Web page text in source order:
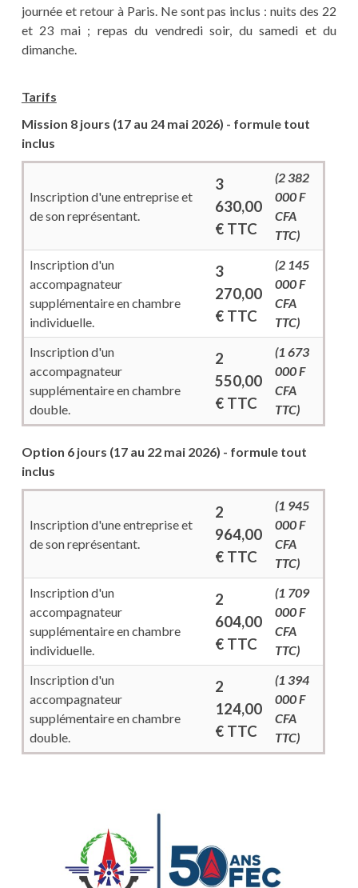
journée et retour à Paris. Ne sont pas inclus : nuits des 22
et 23 mai ; repas du vendredi soir, du samedi et du
dimanche.
Tarifs
Mission 8 jours (17 au 24 mai 2026) - formule tout
inclus
Inscription d'une entreprise et
de son représentant.
3
630,00
€ TTC
(2 382
000 F
CFA
TTC)
Inscription d'un
accompagnateur
supplémentaire en chambre
individuelle.
3
270,00
€ TTC
(2 145
000 F
CFA
TTC)
Inscription d'un
accompagnateur
supplémentaire en chambre
double.
2
550,00
€ TTC
(1 673
000 F
CFA
TTC)
Option 6 jours (17 au 22 mai 2026) - formule tout
inclus
Inscription d'une entreprise et
de son représentant.
2
964,00
€ TTC
(1 945
000 F
CFA
TTC)
Inscription d'un
accompagnateur
supplémentaire en chambre
individuelle.
2
604,00
€ TTC
(1 709
000 F
CFA
TTC)
Inscription d'un
accompagnateur
supplémentaire en chambre
double.
2
124,00
€ TTC
(1 394
000 F
CFA
TTC)